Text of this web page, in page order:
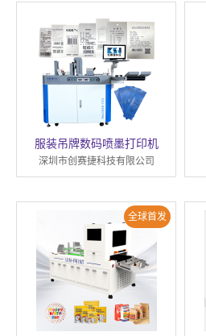
服装吊牌数码喷墨打印机
深圳市创赛捷科技有限公司
全球首发